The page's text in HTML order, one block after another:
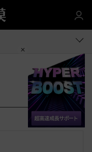
お 共有する